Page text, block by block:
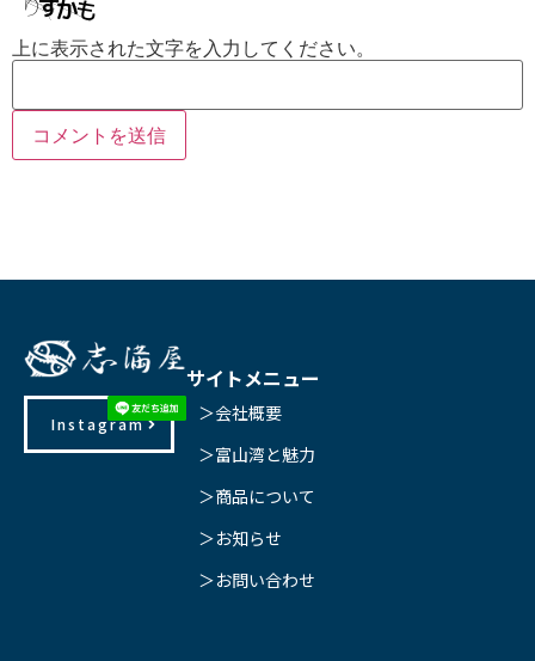
上に表示された文字を入力してください。
Instagram
サイトメニュー
＞会社概要
＞富山湾と魅力
＞商品について
＞お知らせ
＞お問い合わせ